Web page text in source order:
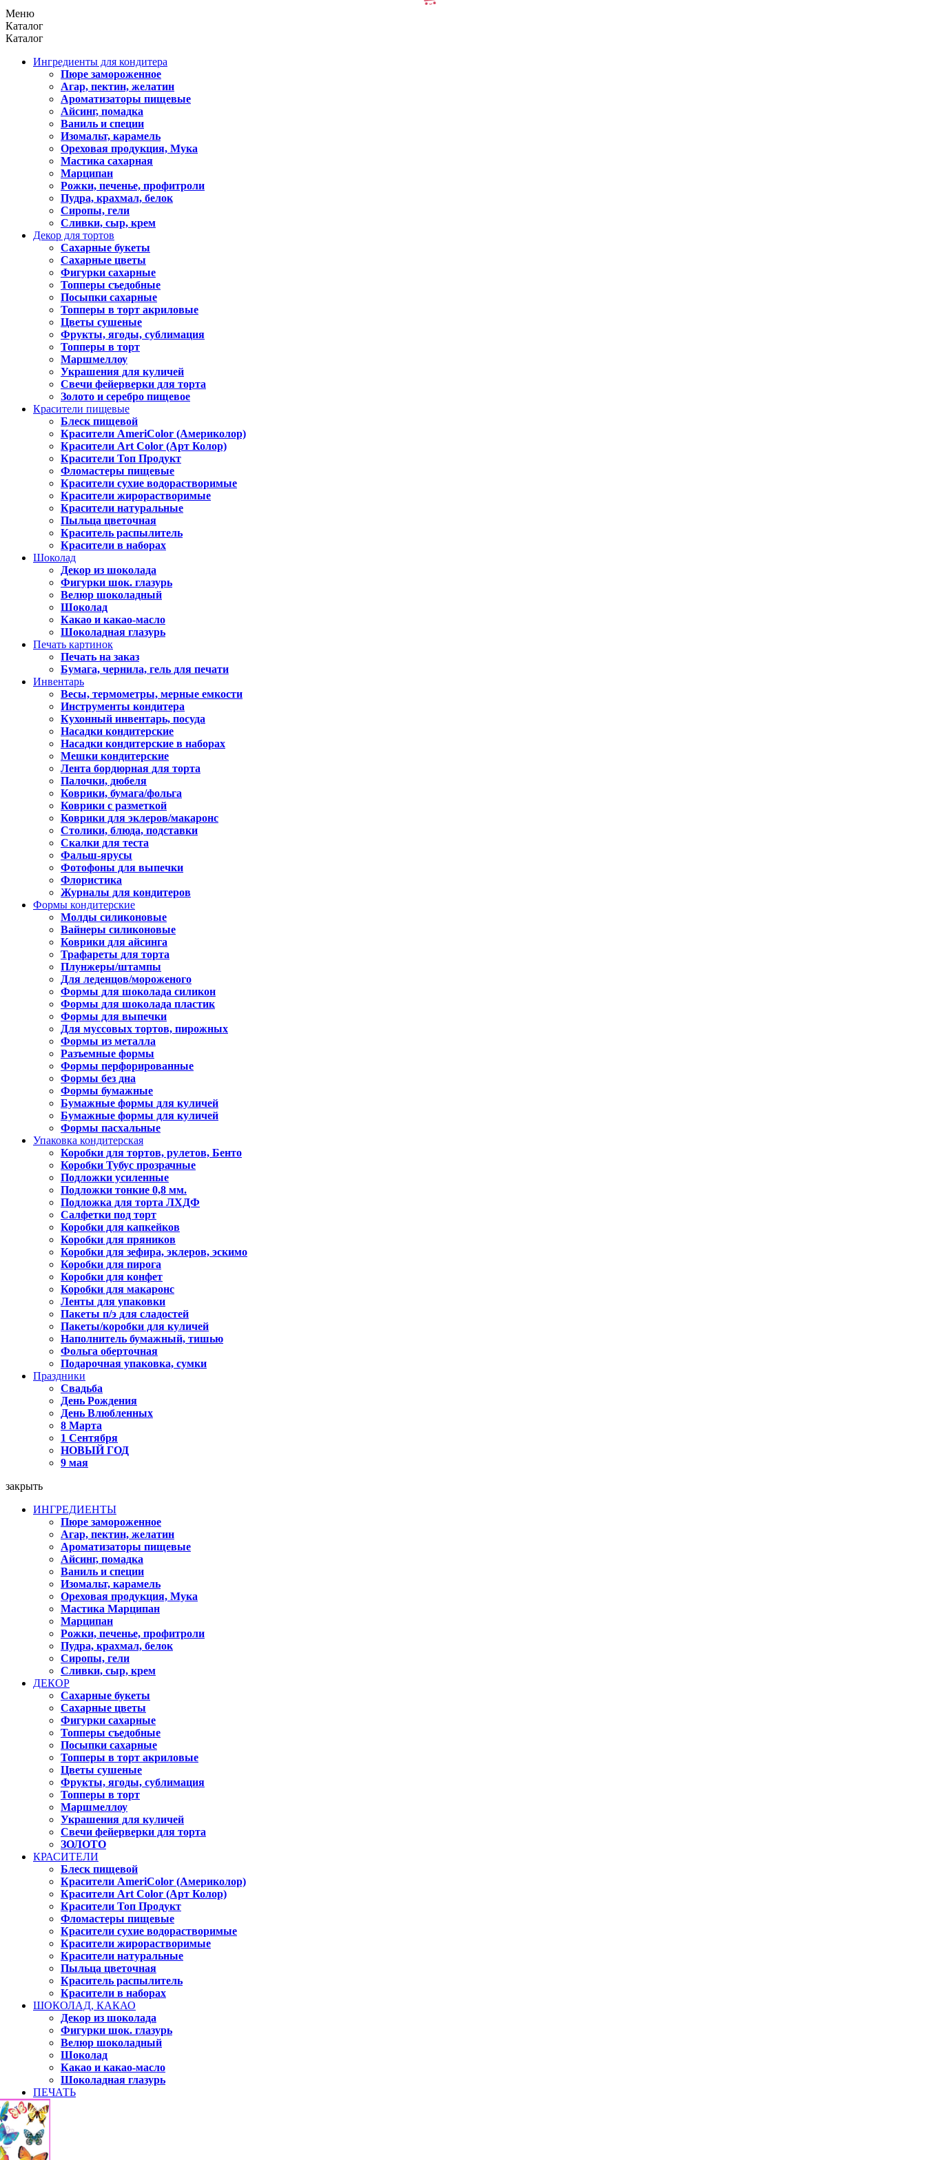
Меню
Каталог
Каталог
Ингредиенты для кондитера
Пюре замороженное
Агар, пектин, желатин
Ароматизаторы пищевые
Айсинг, помадка
Ваниль и специи
Изомальт, карамель
Ореховая продукция, Мука
Мастика сахарная
Марципан
Рожки, печенье, профитроли
Пудра, крахмал, белок
Сиропы, гели
Сливки, сыр, крем
Декор для тортов
Сахарные букеты
Сахарные цветы
Фигурки сахарные
Топперы съедобные
Посыпки сахарные
Топперы в торт акриловые
Цветы сушеные
Фрукты, ягоды, сублимация
Топперы в торт
Маршмеллоу
Украшения для куличей
Свечи фейерверки для торта
Золото и серебро пищевое
Красители пищевые
Блеск пищевой
Красители AmeriColor (Америколор)
Красители Art Color (Арт Колор)
Красители Топ Продукт
Фломастеры пищевые
Красители сухие водорастворимые
Красители жирорастворимые
Красители натуральные
Пыльца цветочная
Краситель распылитель
Красители в наборах
Шоколад
Декор из шоколада
Фигурки шок. глазурь
Велюр шоколадный
Шоколад
Какао и какао-масло
Шоколадная глазурь
Печать картинок
Печать на заказ
Бумага, чернила, гель для печати
Инвентарь
Весы, термометры, мерные емкости
Инструменты кондитера
Кухонный инвентарь, посуда
Насадки кондитерские
Насадки кондитерские в наборах
Мешки кондитерские
Лента бордюрная для торта
Палочки, дюбеля
Коврики, бумага/фольга
Коврики с разметкой
Коврики для эклеров/макаронс
Столики, блюда, подставки
Скалки для теста
Фальш-ярусы
Фотофоны для выпечки
Флористика
Журналы для кондитеров
Формы кондитерские
Молды силиконовые
Вайнеры силиконовые
Коврики для айсинга
Трафареты для торта
Плунжеры/штампы
Для леденцов/мороженого
Формы для шоколада силикон
Формы для шоколада пластик
Формы для выпечки
Для муссовых тортов, пирожных
Формы из металла
Разъемные формы
Формы перфорированные
Формы без дна
Формы бумажные
Бумажные формы для куличей
Бумажные формы для куличей
Формы пасхальные
Упаковка кондитерская
Коробки для тортов, рулетов, Бенто
Коробки Тубус прозрачные
Подложки усиленные
Подложки тонкие 0,8 мм.
Подложка для торта ЛХДФ
Салфетки под торт
Коробки для капкейков
Коробки для пряников
Коробки для зефира, эклеров, эскимо
Коробки для пирога
Коробки для конфет
Коробки для макаронс
Ленты для упаковки
Пакеты п/э для сладостей
Пакеты/коробки для куличей
Наполнитель бумажный, тишью
Фольга оберточная
Подарочная упаковка, сумки
Праздники
Свадьба
День Рождения
День Влюбленных
8 Марта
1 Сентября
НОВЫЙ ГОД
9 мая
закрыть
ИНГРЕДИЕНТЫ
Пюре замороженное
Агар, пектин, желатин
Ароматизаторы пищевые
Айсинг, помадка
Ваниль и специи
Изомальт, карамель
Ореховая продукция, Мука
Мастика Марципан
Марципан
Рожки, печенье, профитроли
Пудра, крахмал, белок
Сиропы, гели
Сливки, сыр, крем
ДЕКОР
Сахарные букеты
Сахарные цветы
Фигурки сахарные
Топперы съедобные
Посыпки сахарные
Топперы в торт акриловые
Цветы сушеные
Фрукты, ягоды, сублимация
Топперы в торт
Маршмеллоу
Украшения для куличей
Свечи фейерверки для торта
ЗОЛОТО
КРАСИТЕЛИ
Блеск пищевой
Красители AmeriColor (Америколор)
Красители Art Color (Арт Колор)
Красители Топ Продукт
Фломастеры пищевые
Красители сухие водорастворимые
Красители жирорастворимые
Красители натуральные
Пыльца цветочная
Краситель распылитель
Красители в наборах
ШОКОЛАД, КАКАО
Декор из шоколада
Фигурки шок. глазурь
Велюр шоколадный
Шоколад
Какао и какао-масло
Шоколадная глазурь
ПЕЧАТЬ